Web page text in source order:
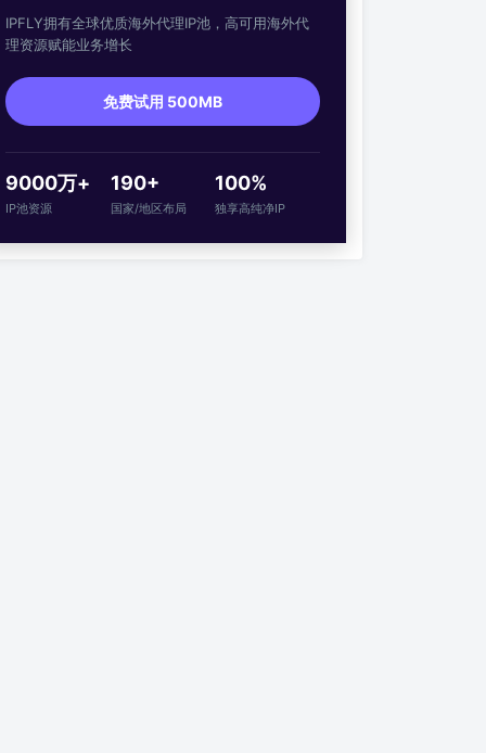
IPFLY拥有全球优质海外代理IP池，高可用海外代
理资源赋能业务增长
免费试用 500MB
9000万+
IP池资源
190+
国家/地区布局
100%
独享高纯净IP